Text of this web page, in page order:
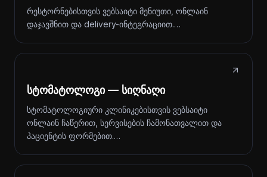
რესტორნებისთვის ვებსაიტი მენიუთი, ონლაინ
დაჯავშნით და delivery-ინტეგრაციით.…
სტომატოლოგი — სიღნაღი
სტომატოლოგიური კლინიკებისთვის ვებსაიტი
ონლაინ ჩაწერით, სერვისების ჩამონათვალით და
პაციენტის ფორმებით.…